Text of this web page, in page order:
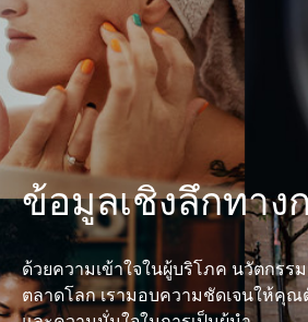
ข้อมูลเชิงลึกทาง
ด้วยความเข้าใจในผู้บริโภค นวัตกรร
ตลาดโลก เรามอบความชัดเจนให้คุณ